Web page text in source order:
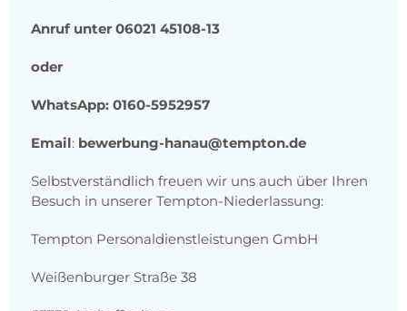
Anruf unter 06021 45108-13
oder
WhatsApp: 0160-5952957
Email: bewerbung-hanau@tempton.de
Selbstverständlich freuen wir uns auch über Ihren
Besuch in unserer Tempton-Niederlassung:
Tempton Personaldienstleistungen GmbH
Weißenburger Straße 38